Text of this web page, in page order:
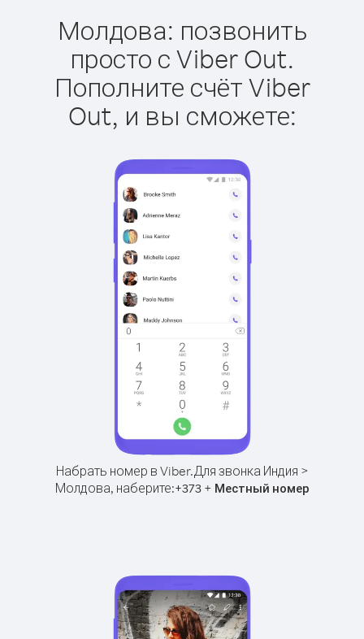
Молдова: позвонить
просто с Viber Out.
Пополните счёт Viber
Out, и вы сможете:
Набрать номер в Viber.Для звонка Индия >
Молдова, наберите:+373+ Местный номер